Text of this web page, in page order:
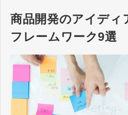
商品開発のアイディ
フレームワーク9選